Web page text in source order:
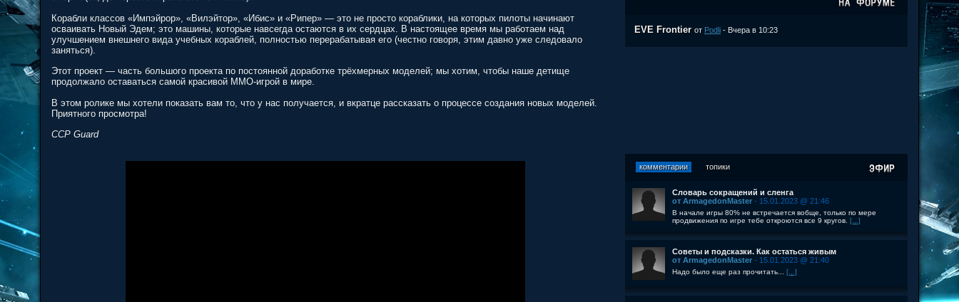
Корабли классов «Импэйрор», «Вилэйтор», «Ибис» и «Рипер» — это не просто кораблики, на которых пилоты начинают
осваивать Новый Эдем; это машины, которые навсегда остаются в их сердцах. В настоящее время мы работаем над
улучшением внешнего вида учебных кораблей, полностью перерабатывая его (честно говоря, этим давно уже следовало
заняться).
Этот проект — часть большого проекта по постоянной доработке трёхмерных моделей; мы хотим, чтобы наше детище
продолжало оставаться самой красивой MMO-игрой в мире.
В этом ролике мы хотели показать вам то, что у нас получается, и вкратце рассказать о процессе создания новых моделей.
Приятного просмотра!
CCP Guard
EVE Frontier от Podli - Вчера в 10:23
комментарии топики
Словарь сокращений и сленга
от ArmagedonMaster - 15.01.2023 @ 21:46
В начале игры 80% не встречается вобще, только по мере
продвижения по игре тебе откроются все 9 кругов. [...]
Советы и подсказки. Как остаться живым
от ArmagedonMaster - 15.01.2023 @ 21:40
Надо было еще раз прочитать... [...]